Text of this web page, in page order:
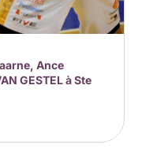
Ance
GESTEL à Ste